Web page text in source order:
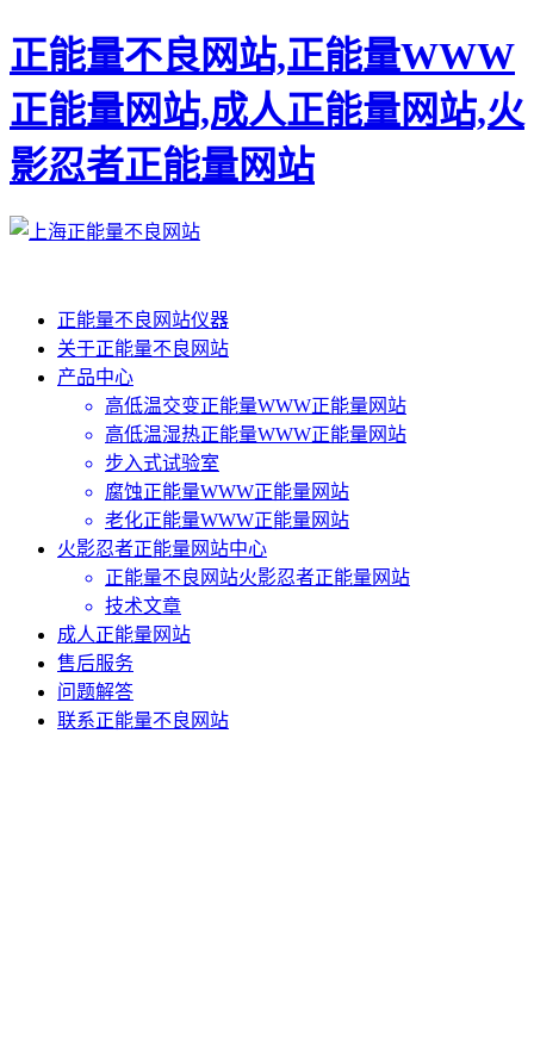
正能量不良网站,正能量WWW
正能量网站,成人正能量网站,火
影忍者正能量网站
正能量不良网站仪器
关于正能量不良网站
产品中心
高低温交变正能量WWW正能量网站
高低温湿热正能量WWW正能量网站
步入式试验室
腐蚀正能量WWW正能量网站
老化正能量WWW正能量网站
火影忍者正能量网站中心
正能量不良网站火影忍者正能量网站
技术文章
成人正能量网站
售后服务
问题解答
联系正能量不良网站